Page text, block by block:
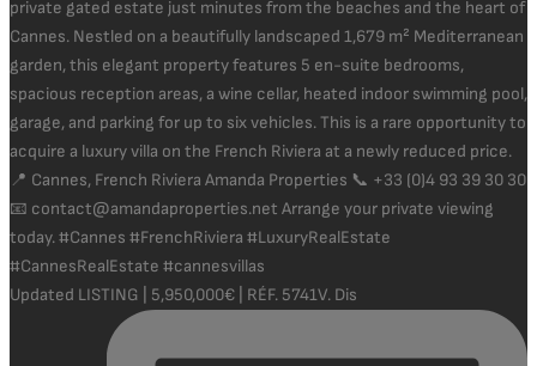
Updated LISTING | 5,950,000€ | RÉF. 5741V. Dis